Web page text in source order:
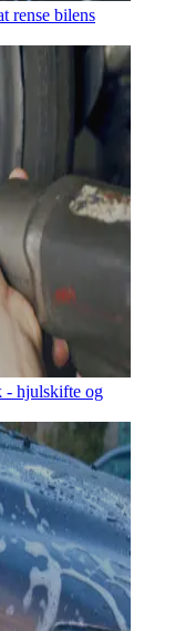
rense bilens
- hjulskifte og